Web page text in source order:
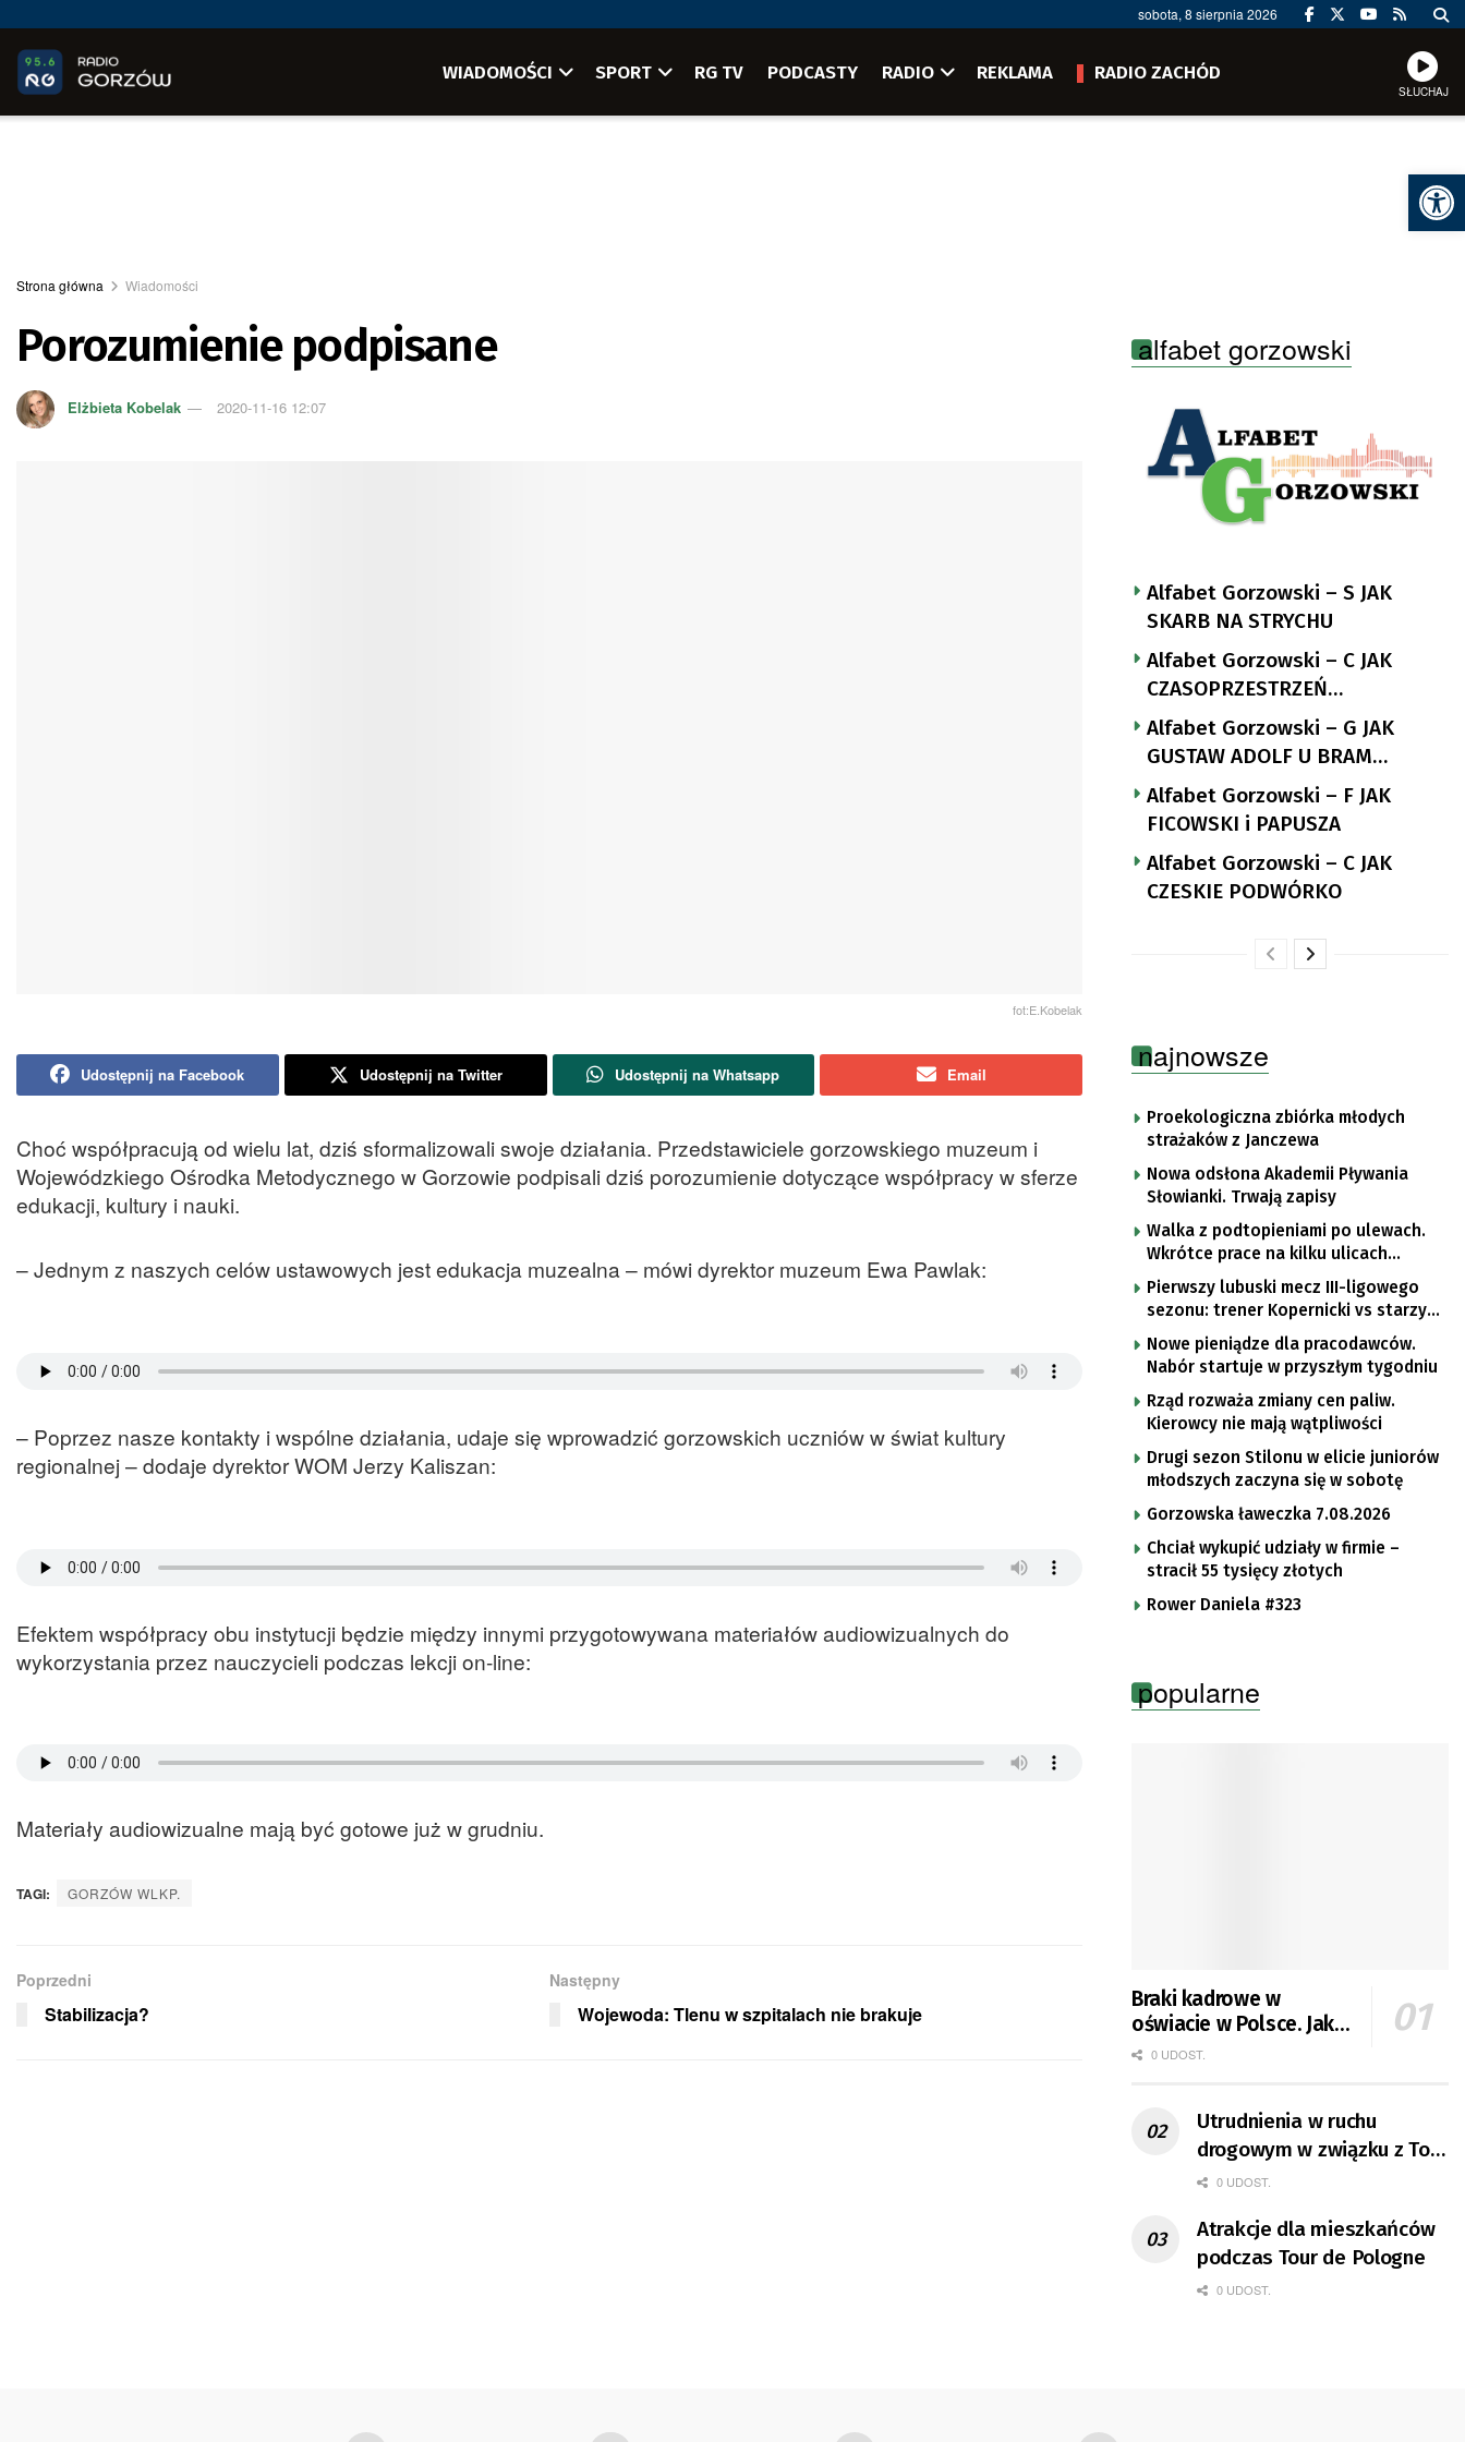
sobota, 8 sierpnia 2026
WIADOMOŚCI SPORT RG TV PODCASTY RADIO REKLAMA RADIO ZACHÓD
SŁUCHAJ
Strona główna Wiadomości
Porozumienie podpisane
Elżbieta Kobelak 2020-11-16 12:07
fot:E.Kobelak
Udostępnij na Facebook Udostępnij na Twitter Udostępnij na Whatsapp Email
Choć współpracują od wielu lat, dziś sformalizowali swoje działania. Przedstawiciele gorzowskiego muzeum i
Wojewódzkiego Ośrodka Metodycznego w Gorzowie podpisali dziś porozumienie dotyczące współpracy w sferze
edukacji, kultury i nauki.
– Jednym z naszych celów ustawowych jest edukacja muzealna – mówi dyrektor muzeum Ewa Pawlak:
– Poprzez nasze kontakty i wspólne działania, udaje się wprowadzić gorzowskich uczniów w świat kultury
regionalnej – dodaje dyrektor WOM Jerzy Kaliszan:
Efektem współpracy obu instytucji będzie między innymi przygotowywana materiałów audiowizualnych do
wykorzystania przez nauczycieli podczas lekcji on-line:
Materiały audiowizualne mają być gotowe już w grudniu.
TAGI: GORZÓW WLKP.
Poprzedni
Stabilizacja?
Następny
Wojewoda: Tlenu w szpitalach nie brakuje
alfabet gorzowski
Alfabet Gorzowski – S JAK
SKARB NA STRYCHU
Alfabet Gorzowski – C JAK
CZASOPRZESTRZEŃ
NUTTGENSA
Alfabet Gorzowski – G JAK
GUSTAW ADOLF U BRAM
LANDSBERGA
Alfabet Gorzowski – F JAK
FICOWSKI i PAPUSZA
Alfabet Gorzowski – C JAK
CZESKIE PODWÓRKO
najnowsze
Proekologiczna zbiórka młodych
strażaków z Janczewa
Nowa odsłona Akademii Pływania
Słowianki. Trwają zapisy
Walka z podtopieniami po ulewach.
Wkrótce prace na kilku ulicach
Gorzowa
Pierwszy lubuski mecz III-ligowego
sezonu: trener Kopernicki vs starzy
znajomi
Nowe pieniądze dla pracodawców.
Nabór startuje w przyszłym tygodniu
Rząd rozważa zmiany cen paliw.
Kierowcy nie mają wątpliwości
Drugi sezon Stilonu w elicie juniorów
młodszych zaczyna się w sobotę
Gorzowska ławeczka 7.08.2026
Chciał wykupić udziały w firmie –
stracił 55 tysięcy złotych
Rower Daniela #323
popularne
Braki kadrowe w
oświacie w Polsce. Jak
jest w Gorzowie?
0 UDOST.
Utrudnienia w ruchu
drogowym w związku z Tour
de Pologne
0 UDOST.
Atrakcje dla mieszkańców
podczas Tour de Pologne
0 UDOST.